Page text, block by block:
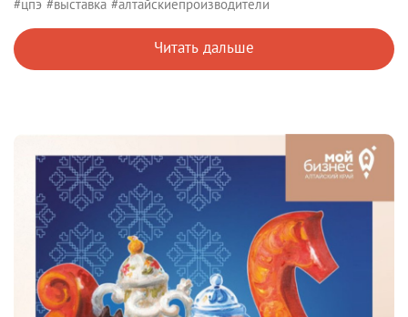
#цпэ #выставка #алтайскиепроизводители
Читать дальше